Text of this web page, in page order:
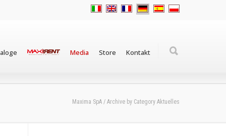
Media Store Kontakt
Maxima SpA / Archive by Category Aktuelles